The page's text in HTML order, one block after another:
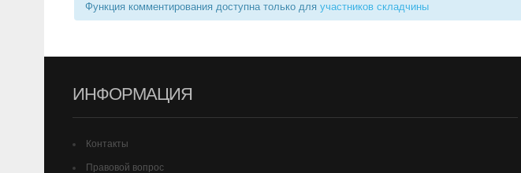
Функция комментирования доступна только для участников складчины
ИНФОРМАЦИЯ
Контакты
Правовой вопрос